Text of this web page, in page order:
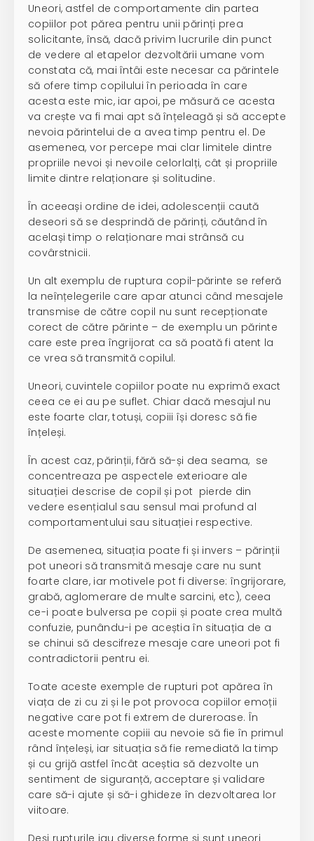
Uneori, astfel de comportamente din partea
copiilor pot părea pentru unii părinți prea
solicitante, însă, dacă privim lucrurile din punct
de vedere al etapelor dezvoltării umane vom
constata că, mai întâi este necesar ca părintele
să ofere timp copilului în perioada în care
acesta este mic, iar apoi, pe măsură ce acesta
va crește va fi mai apt să înțeleagă și să accepte
nevoia părintelui de a avea timp pentru el. De
asemenea, vor percepe mai clar limitele dintre
propriile nevoi și nevoile celorlalți, cât și propriile
limite dintre relaționare și solitudine.
În aceeași ordine de idei, adolescenții caută
deseori să se desprindă de părinți, căutând în
același timp o relaționare mai strânsă cu
covârstnicii.
Un alt exemplu de ruptura copil-părinte se referă
la neînțelegerile care apar atunci când mesajele
transmise de către copil nu sunt recepționate
corect de către părinte – de exemplu un părinte
care este prea îngrijorat ca să poată fi atent la
ce vrea să transmită copilul.
Uneori, cuvintele copiilor poate nu exprimă exact
ceea ce ei au pe suflet. Chiar dacă mesajul nu
este foarte clar, totuși, copiii își doresc să fie
înțeleși.
În acest caz, părinții, fără să-și dea seama, se
concentreaza pe aspectele exterioare ale
situației descrise de copil și pot pierde din
vedere esențialul sau sensul mai profund al
comportamentului sau situației respective.
De asemenea, situația poate fi și invers – părinții
pot uneori să transmită mesaje care nu sunt
foarte clare, iar motivele pot fi diverse: îngrijorare,
grabă, aglomerare de multe sarcini, etc), ceea
ce-i poate bulversa pe copii și poate crea multă
confuzie, punându-i pe aceștia în situația de a
se chinui să descifreze mesaje care uneori pot fi
contradictorii pentru ei.
Toate aceste exemple de rupturi pot apărea în
viața de zi cu zi și le pot provoca copiilor emoții
negative care pot fi extrem de dureroase. În
aceste momente copiii au nevoie să fie în primul
rând înțeleși, iar situația să fie remediată la timp
și cu grijă astfel încât aceștia să dezvolte un
sentiment de siguranță, acceptare și validare
care să-i ajute și să-i ghideze în dezvoltarea lor
viitoare.
Deși rupturile iau diverse forme și sunt uneori